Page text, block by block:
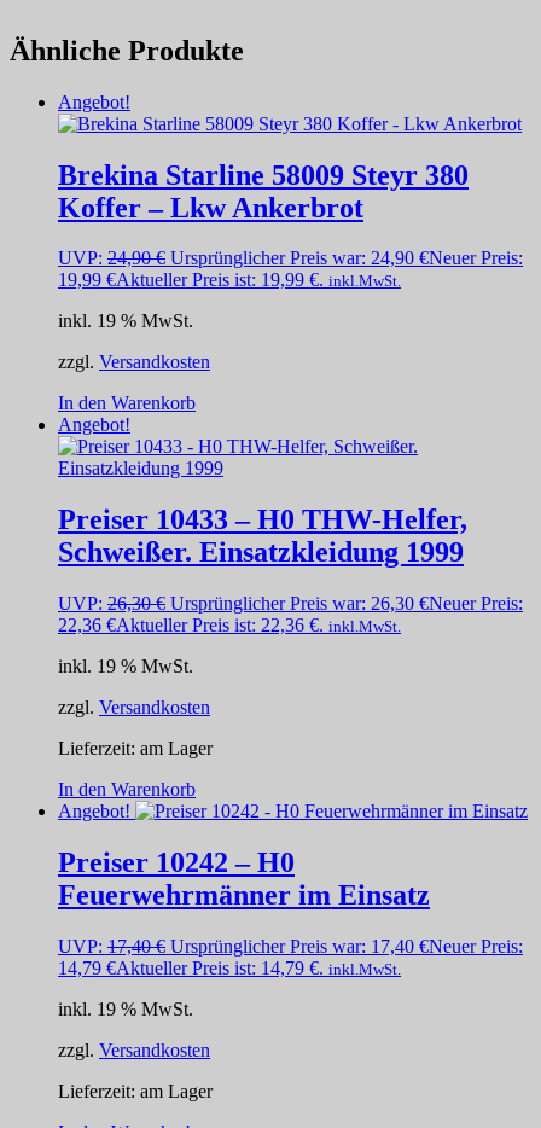
Ähnliche Produkte
Angebot!
Brekina Starline 58009 Steyr 380
Koffer – Lkw Ankerbrot
UVP: 24,90€ Ursprünglicher Preis war: 24,90 €Neuer Preis:
19,99 €Aktueller Preis ist: 19,99 €. inkl.MwSt.
inkl. 19 % MwSt.
zzgl. Versandkosten
In den Warenkorb
Angebot!
Preiser 10433 – H0 THW-Helfer,
Schweißer. Einsatzkleidung 1999
UVP: 26,30€ Ursprünglicher Preis war: 26,30 €Neuer Preis:
22,36 €Aktueller Preis ist: 22,36 €. inkl.MwSt.
inkl. 19 % MwSt.
zzgl. Versandkosten
Lieferzeit: am Lager
In den Warenkorb
Angebot!
Preiser 10242 – H0
Feuerwehrmänner im Einsatz
UVP: 17,40€ Ursprünglicher Preis war: 17,40 €Neuer Preis:
14,79 €Aktueller Preis ist: 14,79 €. inkl.MwSt.
inkl. 19 % MwSt.
zzgl. Versandkosten
Lieferzeit: am Lager